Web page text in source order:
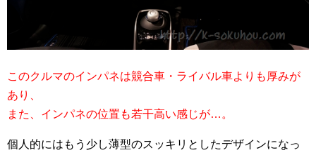
このクルマのインパネは競合車・ライバル車よりも厚みが
あり、
また、インパネの位置も若干高い感じが…。
個人的にはもう少し薄型のスッキリとしたデザインになっ